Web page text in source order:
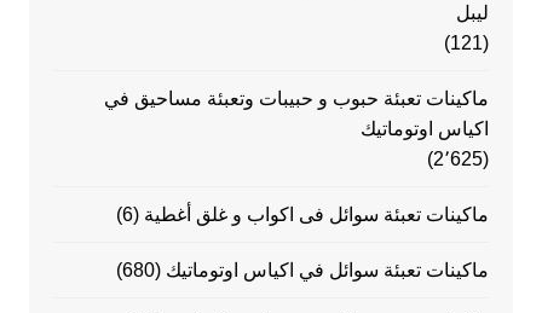
ليبل
(121)
ماكينات تعبئة حبوب و حبيبات وتعبئة مساحيق في
اكياس اوتوماتيك
(2٬625)
ماكينات تعبئة سوائل فى اكواب و غلق أغطية (6)
ماكينات تعبئة سوائل في اكياس اوتوماتيك (680)